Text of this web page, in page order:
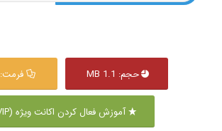
حجم: 1.1 MB فرمت: Pdf
آموزش فعال کردن اکانت ویژه (VIP)